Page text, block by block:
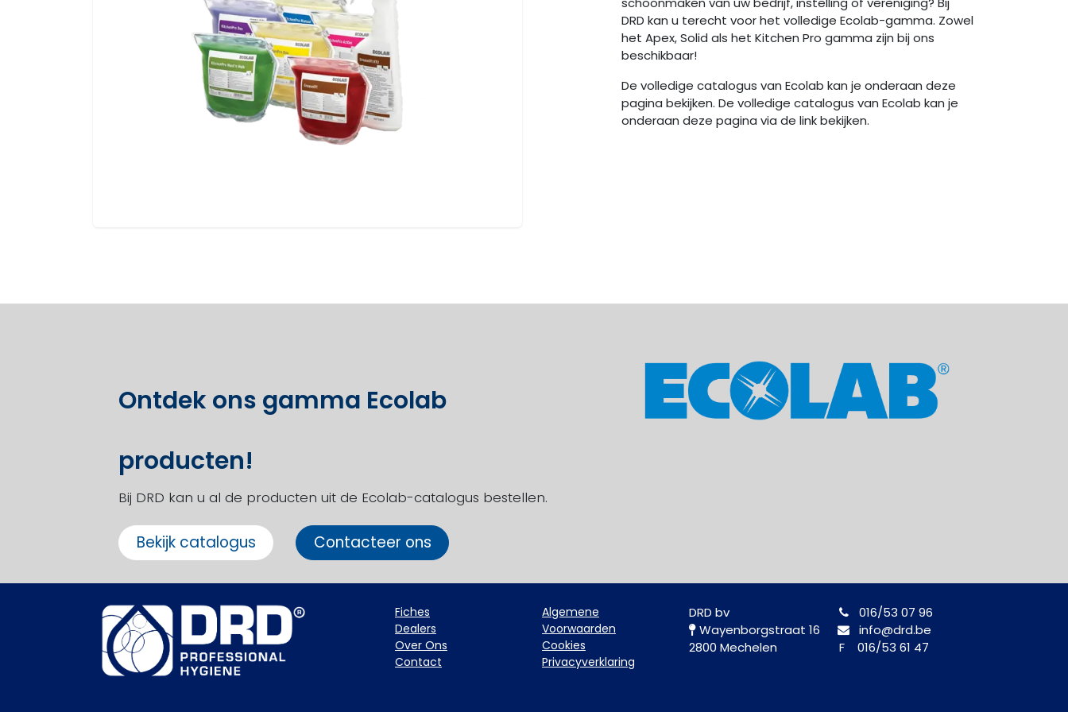
DRD kan u terecht voor het volledige Ecolab-gamma. Zowel
het Apex, Solid als het Kitchen Pro gamma zijn bij ons
beschikbaar!
De volledige catalogus van Ecolab kan je onderaan deze
pagina bekijken. De volledige catalogus van Ecolab kan je
onderaan deze pagina via de link bekijken.
Ontdek ons gamma Ecolab
producten!
Bij DRD kan u al de producten uit de Ecolab-catalogus bestellen.
Bekijk ​​​​catalogus Contacteer ons
Fiche​s
Dealers
Over Ons
Contact
DRD bv
Wayenborgstraat 16
2800 Mechelen
016/53 07 96
info@drd.be
F 016/53 61 47
Algemene
Voorwaarden
Cookies
Privacyverklaring